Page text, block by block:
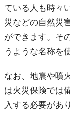
ている人も時々
災などの自然災
ができます。そ
うような名称を
なお、地震や噴
は火災保険では
入する必要があ